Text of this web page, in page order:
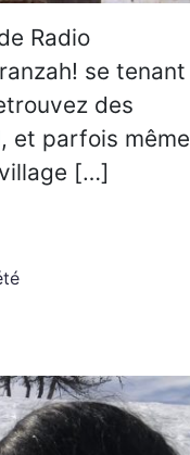
Radio
se tenant
des
et parfois même
[…]